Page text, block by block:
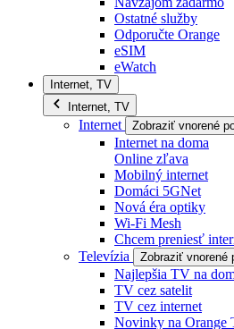
Ostatné služby
Odporučte Orange
eSIM
eWatch
Internet, TV
Internet, TV
Internet Zobraziť vnorené
Internet na doma
Online zľava
Mobilný internet
Domáci 5GNet
Nová éra optiky
Wi-Fi Mesh
Chcem preniesť
Televízia
Zobraziť vnorené
Najlepšia TV na
TV cez satelit
TV cez internet
Novinky na Orange